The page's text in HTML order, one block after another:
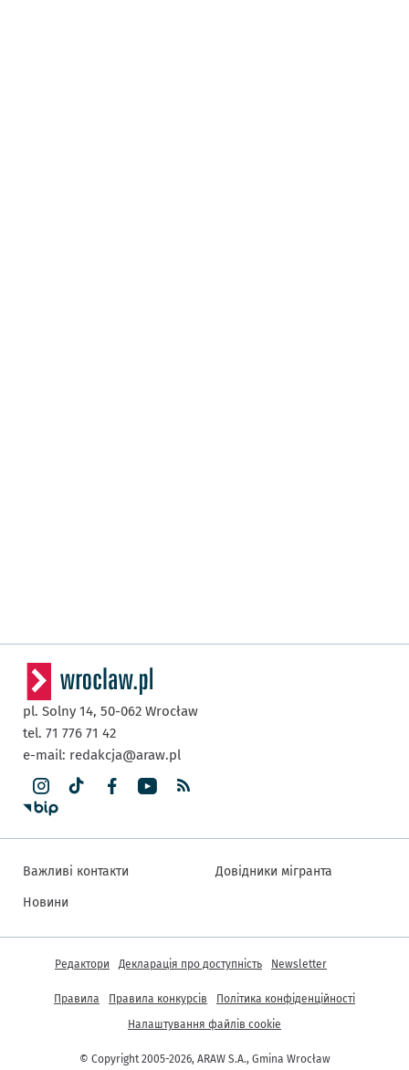
pl. Solny 14, 50-062 Wrocław
tel. 71 776 71 42
e-mail: redakcja@araw.pl
Важливі контакти
Новини
Довідники мігранта
© Copyright 2005-2026, ARAW S.A., Gmina Wrocław
Інша інформація
Редактори Декларація про доступність Newsletter
Правила Правила конкурсів
Політика конфіденційності
Налаштування файлів cookie